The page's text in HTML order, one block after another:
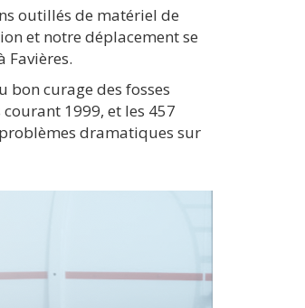
outillés de matériel de
et notre déplacement se
Favières.
curage des fosses
1999, et les 457
dramatiques sur